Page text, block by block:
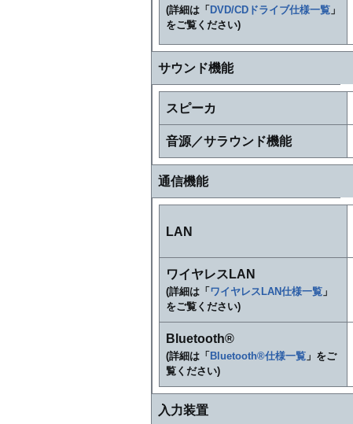
(詳細は「 DVD/CDドライブ仕様一覧 」
をご覧ください)
サウンド機能
スピーカ
音源／サラウンド機能
通信機能
LAN
ワイヤレスLAN
(詳細は「 ワイヤレスLAN仕様一覧 」
をご覧ください)
Bluetooth®
(詳細は「 Bluetooth®仕様一覧 」をご
覧ください)
入力装置